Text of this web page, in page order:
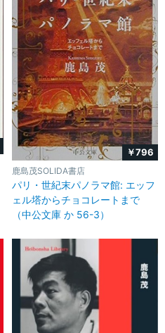
￥796
鹿島茂SOLIDA書店
パリ・世紀末パノラマ館: エッフ
ェル塔からチョコレートまで
（中公文庫 か 56-3）